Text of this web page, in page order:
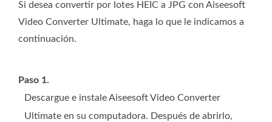
Si desea convertir por lotes HEIC a JPG con Aiseesoft
Video Converter Ultimate, haga lo que le indicamos a
continuación.
Paso 1.
Descargue e instale Aiseesoft Video Converter
Ultimate en su computadora. Después de abrirlo,